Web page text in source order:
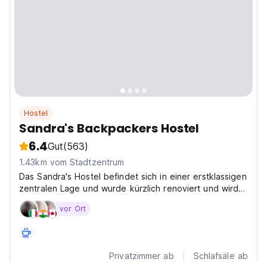
Hostel
Sandra's Backpackers Hostel
6.4Gut(563)
1.43km vom Stadtzentrum
Das Sandra's Hostel befindet sich in einer erstklassigen
zentralen Lage und wurde kürzlich renoviert und wird
von erfahrenen Rucksacktouristen betrieben ...
vor Ort
Privatzimmer ab Schlafsäle ab